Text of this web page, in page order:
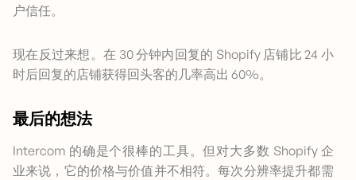
户信任。
现在反过来想。在 30 分钟内回复的 Shopify 店铺比 24 小
时后回复的店铺获得回头客的几率高出 60%。
最后的想法
Intercom 的确是个很棒的工具。但对大多数 Shopify 企
业来说，它的价格与价值并不相符。每次分辨率提升都需